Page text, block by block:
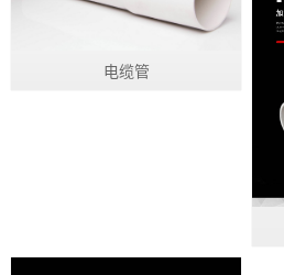
电缆管